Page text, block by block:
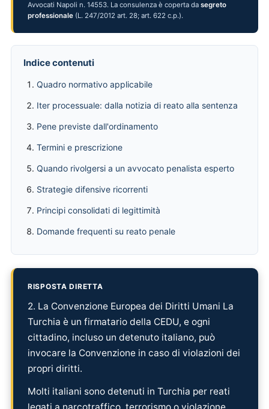
Avvocati Napoli n. 14553. La consulenza è coperta da segreto
professionale (L. 247/2012 art. 28; art. 622 c.p.).
Indice contenuti
Quadro normativo applicabile
Iter processuale: dalla notizia di reato alla sentenza
Pene previste dall'ordinamento
Termini e prescrizione
Quando rivolgersi a un avvocato penalista esperto
Strategie difensive ricorrenti
Principi consolidati di legittimità
Domande frequenti su reato penale
RISPOSTA DIRETTA
2. La Convenzione Europea dei Diritti Umani La
Turchia è un firmatario della CEDU, e ogni
cittadino, incluso un detenuto italiano, può
invocare la Convenzione in caso di violazioni dei
propri diritti.
Molti italiani sono detenuti in Turchia per reati